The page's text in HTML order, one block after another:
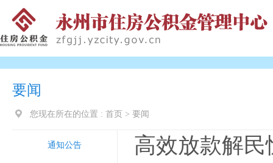
要闻
您现在所在的位置 : 首页 > 要闻
通知公告
高效放款解